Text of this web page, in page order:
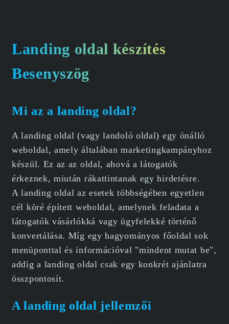
Landing oldal készítés
Besenyszög
Mi az a landing oldal?
A landing oldal (vagy landoló oldal) egy önálló
weboldal, amely általában marketingkampányhoz
készül. Ez az az oldal, ahová a látogatók
érkeznek, miután rákattintanak egy hirdetésre.
A landing oldal az esetek többségében egyetlen
cél köré épített weboldal, amelynek feladata a
látogatók vásárlókká vagy ügyfelekké történő
konvertálása. Míg egy hagyományos főoldal sok
menüponttal és információval "mindent mutat be",
addig a landing oldal csak egy konkrét ajánlatra
összpontosít.
A landing oldal jellemzői